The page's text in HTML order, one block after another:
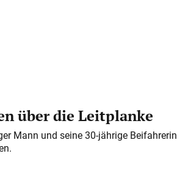
über die Leitplanke
Mann und seine 30-jährige Beifahrerin